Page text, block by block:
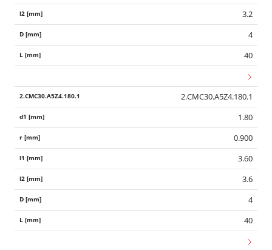
3.2
4
40
2.CMC30.A5Z4.180.1
1.80
0.900
3.60
3.6
4
40